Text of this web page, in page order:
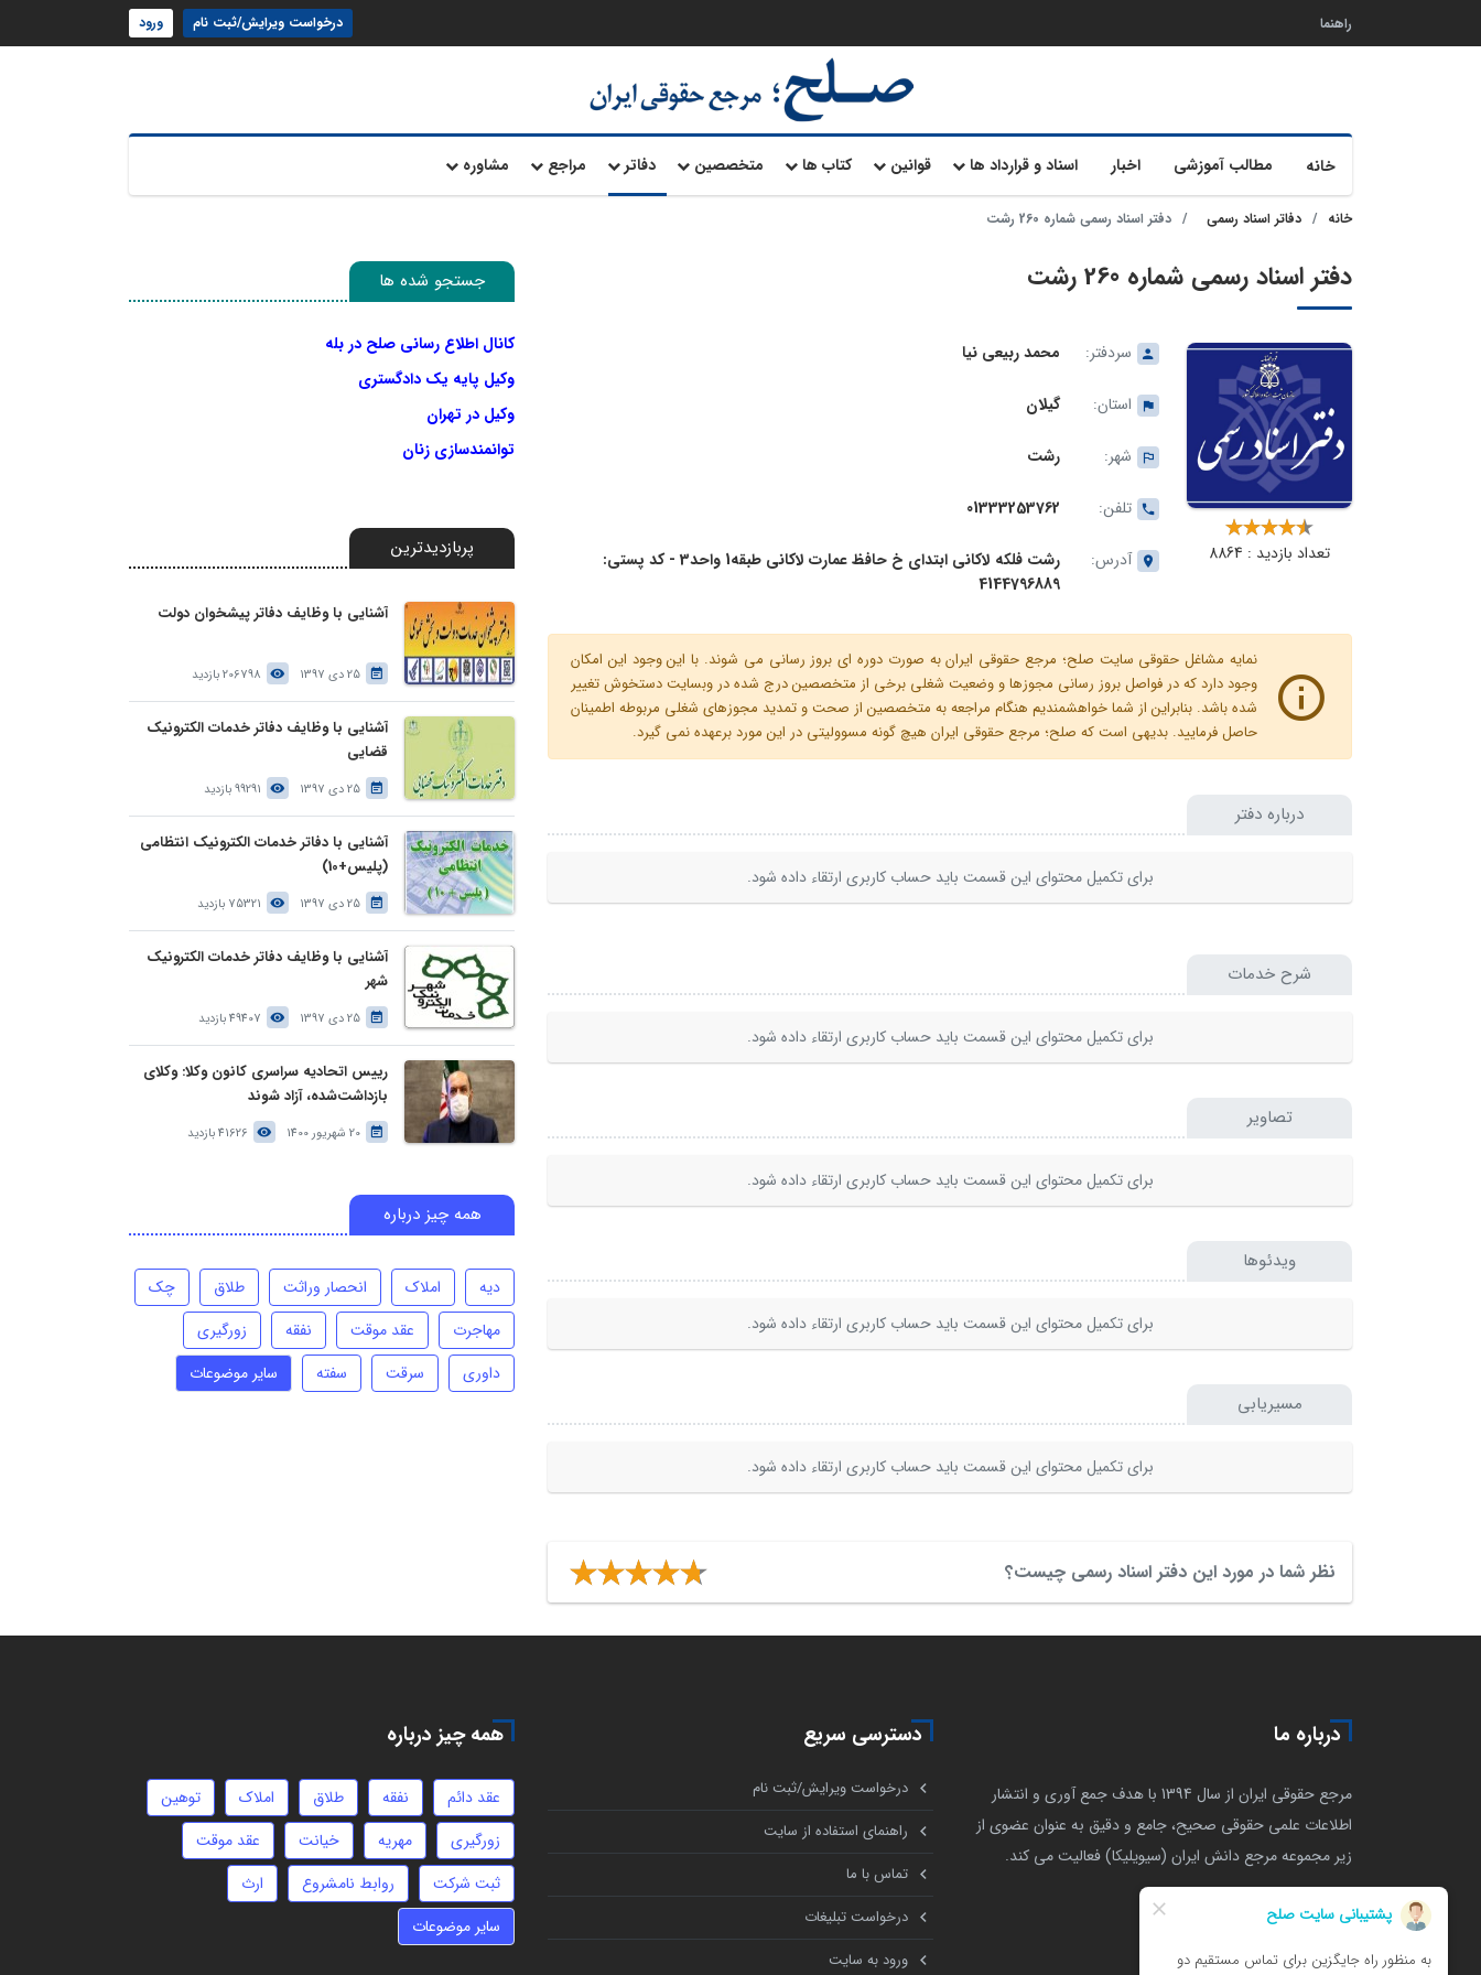
راهنما درخواست ویرایش/ثبت نام ورود
خانه مطالب آموزشی اخبار اسناد و قرارداد ها قوانین کتاب ها متخصصین دفاتر مراجع مشاوره
خانه دفاتر اسناد رسمی دفتر اسناد رسمی شماره 260 رشت
دفتر اسناد رسمی شماره 260 رشت
تعداد بازدید : 8864
سردفتر: محمد ربیعی نیا
استان: گیلان
شهر: رشت
تلفن: 01333253762
آدرس:
رشت فلکه لاکانی ابتدای خ حافظ عمارت لاکانی طبقه1 واحد3 - کد پستی:
4144796889
نمایه مشاغل حقوقی سایت صلح؛ مرجع حقوقی ایران به صورت دوره ای بروز رسانی می شوند. با این وجود این امکان
وجود دارد که در فواصل بروز رسانی مجوزها و وضعیت شغلی برخی از متخصصین درج شده در وبسایت دستخوش تغییر
شده باشد. بنابراین از شما خواهشمندیم هنگام مراجعه به متخصصین از صحت و تمدید مجوزهای شغلی مربوطه اطمینان
حاصل فرمایید. بدیهی است که صلح؛ مرجع حقوقی ایران هیچ گونه مسوولیتی در این مورد برعهده نمی گیرد.
درباره دفتر
برای تکمیل محتوای این قسمت باید حساب کاربری ارتقاء داده شود.
شرح خدمات
برای تکمیل محتوای این قسمت باید حساب کاربری ارتقاء داده شود.
تصاویر
برای تکمیل محتوای این قسمت باید حساب کاربری ارتقاء داده شود.
ویدئوها
برای تکمیل محتوای این قسمت باید حساب کاربری ارتقاء داده شود.
مسیریابی
برای تکمیل محتوای این قسمت باید حساب کاربری ارتقاء داده شود.
نظر شما در مورد این دفتر اسناد رسمی چیست؟
جستجو شده ها
کانال اطلاع رسانی صلح در بله
وکیل پایه یک دادگستری
وکیل در تهران
توانمندسازی زنان
پربازدیدترین
آشنایی با وظایف دفاتر پیشخوان دولت
25 دی 1397 206798 بازدید
آشنایی با وظایف دفاتر خدمات الکترونیک
قضایی
25 دی 1397 99291 بازدید
آشنایی با دفاتر خدمات الکترونیک انتظامی
(پلیس+10)
25 دی 1397 75321 بازدید
آشنایی با وظایف دفاتر خدمات الکترونیک
شهر
25 دی 1397 49407 بازدید
رییس اتحادیه سراسری کانون وکلا: وکلای
بازداشت‌شده، آزاد شوند
20 شهریور 1400 41626 بازدید
همه چیز درباره
دیه املاک انحصار وراثت طلاق
چک
مهاجرت
عقد موقت نفقه
زورگیری
داوری
سرقت سفته سایر موضوعات
درباره ما
مرجع حقوقی ایران از سال 1394 با هدف جمع آوری و انتشار
اطلاعات علمی حقوقی صحیح، جامع و دقیق به عنوان عضوی از
زیر مجموعه مرجع دانش ایران (سیویلیکا) فعالیت می کند.
دسترسی سریع
درخواست ویرایش/ثبت نام
راهنمای استفاده از سایت
تماس با ما
درخواست تبلیغات
ورود به سایت
همه چیز درباره
عقد دائم نفقه طلاق املاک
توهین
زورگیری
مهریه خیانت
عقد موقت
ثبت شرکت
روابط نامشروع
ارث
سایر موضوعات